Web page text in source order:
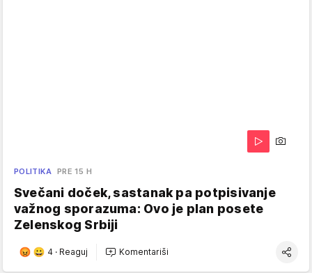
POLITIKA PRE 15 H
Svečani doček, sastanak pa potpisivanje
važnog sporazuma: Ovo je plan posete
Zelenskog Srbiji
4 · Reaguj Komentariši